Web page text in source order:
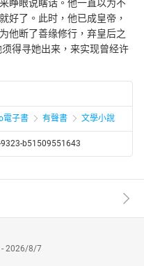
睁眼说瞎话。他一直以为不
好了。此时，他已成皇帝，
他断了善缘修行，弃皇后之
得寻她出来，来实现曾经许
電子書 有聲書 文學小說
b51509551643
2026/8/7